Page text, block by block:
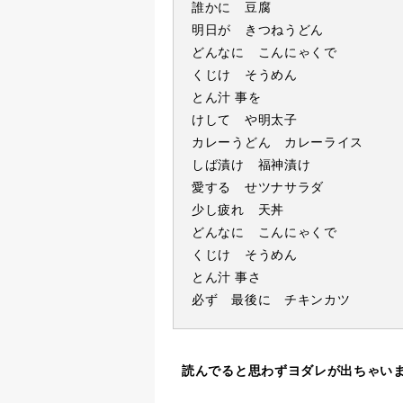
誰かに 豆腐
明日が きつねうどん
どんなに こんにゃくで
くじけ そうめん
とん汁 事を
けして や明太子
カレーうどん カレーライス
しば漬け 福神漬け
愛する せツナサラダ
少し疲れ 天丼
どんなに こんにゃくで
くじけ そうめん
とん汁 事さ
必ず 最後に チキンカツ
読んでると思わずヨダレが出ちゃい